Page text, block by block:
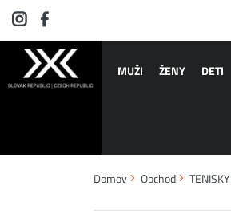
MUŽI ŽENY DETI
Domov Obchod TENISKY